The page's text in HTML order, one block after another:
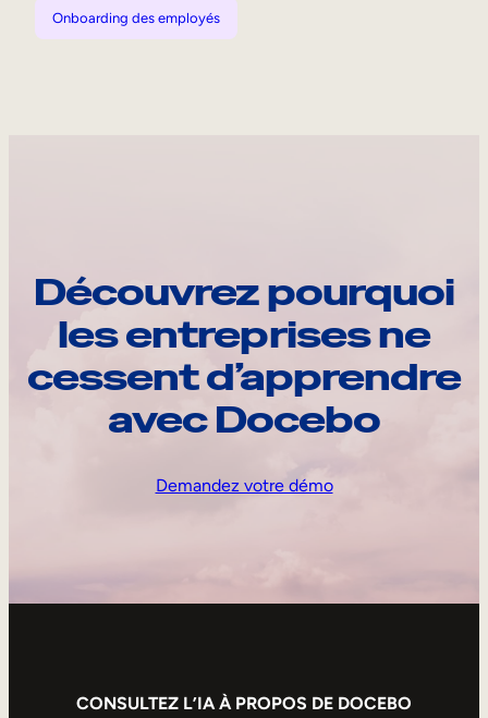
Onboarding des employés
Découvrez pourquoi
les entreprises ne
cessent d’apprendre
avec Docebo
Demandez votre démo
CONSULTEZ L’IA À PROPOS DE DOCEBO